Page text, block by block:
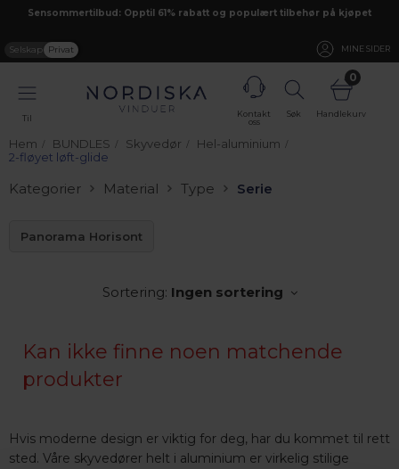
Sensommertilbud: Opptil 61% rabatt og populært tilbehør på kjøpet
Selskap Privat MINE SIDER
Til
Kontakt
oss
Søk
0
Handlekurv
Hem BUNDLES Skyvedør
Hel-aluminium
2-fløyet løft-glide
Kategorier Material Type Serie
Panorama Horisont
Sortering: Ingen sortering
Kan ikke finne noen matchende
produkter
Hvis moderne design er viktig for deg, har du kommet til rett
sted. Våre skyvedører helt i aluminium er virkelig stilige